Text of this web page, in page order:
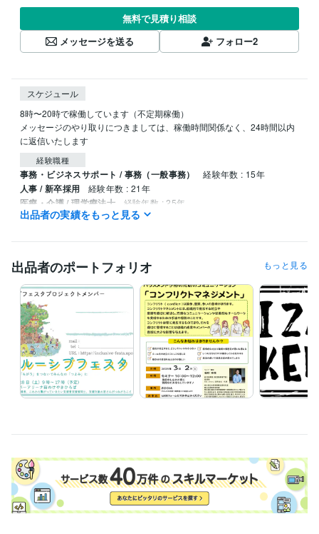
無料で見積り相談
メッセージを送る
フォロー2
スケジュール
8時〜20時で稼働しています（不定期稼働）
メッセージのやり取りにつきましては、稼働時間関係なく、24時間以内
に返信いたします
経験職種
事務・ビジネスサポート / 事務（一般事務） 経験年数 : 15年
人事 / 新卒採用 経験年数 : 21年
医療・介護 / 理学療法士 経験年数 : 25年
恩師財団済生会 済生会習志野病院 2005年3月 ~ 2022年2月
ビジネス・クリエイティブツール
WordPress:1年Excel:20年Google スプレッドシート:5年
PowerPoint:20年Word:20年
得意分野
Web制作・HP作成・EC構築 HPやLP、ロゴ作成やポスターも作成可
出品者の実績をもっと見る
出品者のポートフォリオ もっと見る